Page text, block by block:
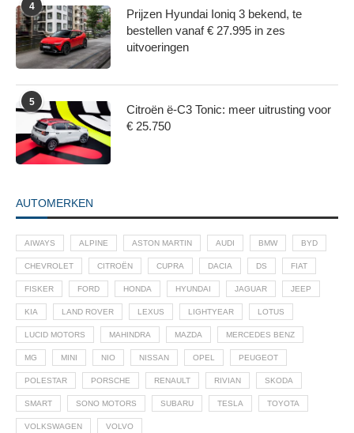
4
Prijzen Hyundai Ioniq 3 bekend, te
bestellen vanaf € 27.995 in zes
uitvoeringen
5
Citroën ë-C3 Tonic: meer uitrusting voor
€ 25.750
AUTOMERKEN
AIWAYS ALPINE ASTON MARTIN AUDI BMW BYD
CHEVROLET CITROËN CUPRA DACIA DS FIAT
FISKER FORD HONDA HYUNDAI JAGUAR JEEP
KIA LAND ROVER LEXUS LIGHTYEAR LOTUS
LUCID MOTORS MAHINDRA MAZDA MERCEDES BENZ
MG MINI NIO NISSAN OPEL PEUGEOT
POLESTAR PORSCHE RENAULT RIVIAN SKODA
SMART SONO MOTORS SUBARU TESLA TOYOTA
VOLKSWAGEN VOLVO